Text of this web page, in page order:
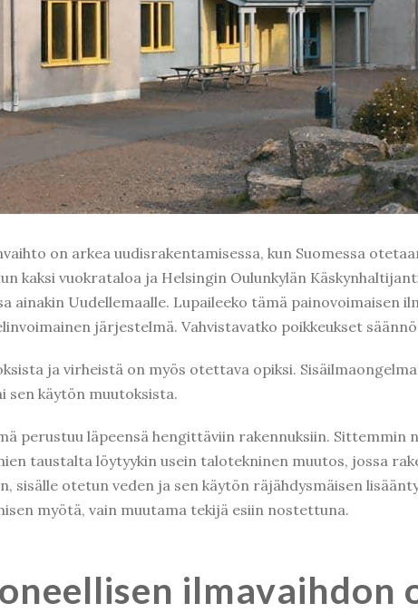
on arkea uudisrakentamisessa, kun Suomessa
kaksi vuokrataloa ja Helsingin Oulunkylän
ainakin Uudellemaalle. Lupaileeko tämä painovoimaisen
järjestelmä. Vahvistavatko poikkeukset
ja virheistä on myös otettava opiksi.
sen käytön muutoksista.
perustuu läpeensä hengittäviin rakennuksiin. Sittemmin
taustalta löytyykin usein talotekninen muutos, jossa
otetun veden ja sen käytön räjähdysmäisen
myötä, vain muutama tekijä esiin nostettuna.
ilmavaihdon